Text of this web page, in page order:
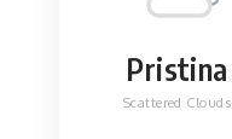
Pristina
Scattered Clouds